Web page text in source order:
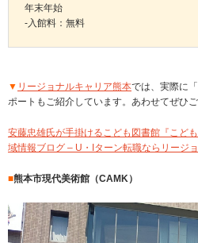
年末年始
-入館料：無料
▼ リージョナルキャリア熊本では、実際に
ポートもご紹介しています。あわせてぜひご
安藤忠雄氏が手掛けるこども図書館『こど
域情報ブログ – U・Iターン転職ならリージ
■熊本市現代美術館（CAMK）